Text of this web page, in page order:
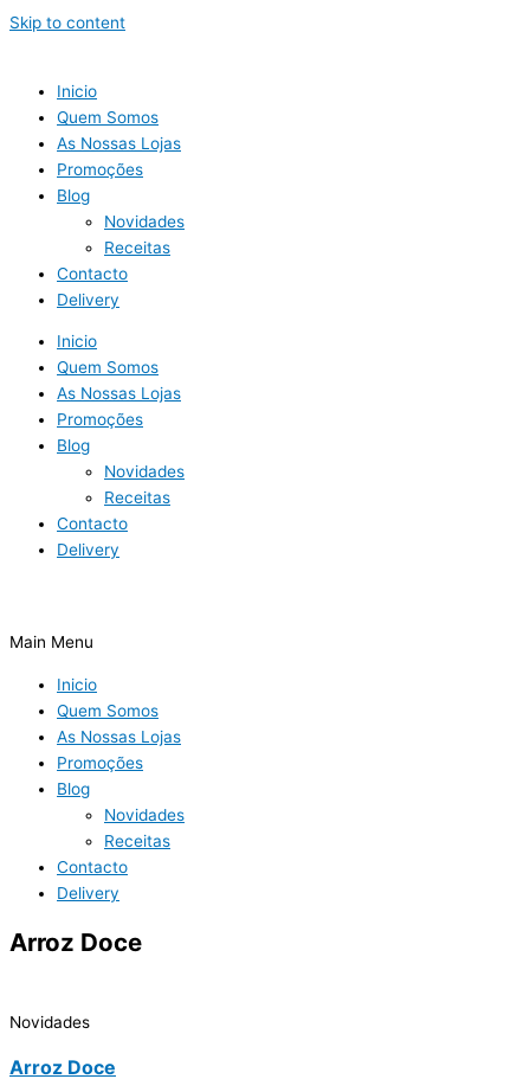
Skip to content
Inicio
Quem Somos
As Nossas Lojas
Promoções
Blog
Novidades
Receitas
Contacto
Delivery
Inicio
Quem Somos
As Nossas Lojas
Promoções
Blog
Novidades
Receitas
Contacto
Delivery
Main Menu
Inicio
Quem Somos
As Nossas Lojas
Promoções
Blog
Novidades
Receitas
Contacto
Delivery
Arroz Doce
Novidades
Arroz Doce